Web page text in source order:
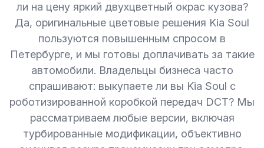
ли на цену яркий двухцветный окрас кузова?
Да, оригинальные цветовые решения Kia Soul
пользуются повышенным спросом в
Петербурге, и мы готовы доплачивать за такие
автомобили. Владельцы бизнеса часто
спрашивают: выкупаете ли вы Kia Soul с
роботизированной коробкой передач DCT? Мы
рассматриваем любые версии, включая
турбированные модификации, объективно